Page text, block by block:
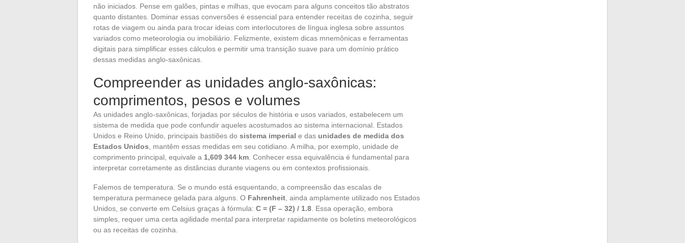
não iniciados. Pense em galões, pintas e milhas, que evocam para alguns conceitos tão abstratos
quanto distantes. Dominar essas conversões é essencial para entender receitas de cozinha, seguir
rotas de viagem ou ainda para trocar ideias com interlocutores de língua inglesa sobre assuntos
variados como meteorologia ou imobiliário. Felizmente, existem dicas mnemônicas e ferramentas
digitais para simplificar esses cálculos e permitir uma transição suave para um domínio prático
dessas medidas anglo-saxônicas.
Compreender as unidades anglo-saxônicas:
comprimentos, pesos e volumes
As unidades anglo-saxônicas, forjadas por séculos de história e usos variados, estabelecem um
sistema de medida que pode confundir aqueles acostumados ao sistema internacional. Estados
Unidos e Reino Unido, principais bastiões do sistema imperial e das unidades de medida dos
Estados Unidos , mantêm essas medidas em seu cotidiano. A milha, por exemplo, unidade de
comprimento principal, equivale a 1,609 344 km . Conhecer essa equivalência é fundamental para
interpretar corretamente as distâncias durante viagens ou em contextos profissionais.
Falemos de temperatura. Se o mundo está esquentando, a compreensão das escalas de
temperatura permanece gelada para alguns. O Fahrenheit , ainda amplamente utilizado nos Estados
Unidos, se converte em Celsius graças à fórmula: C = (F – 32) / 1.8 . Essa operação, embora
simples, requer uma certa agilidade mental para interpretar rapidamente os boletins meteorológicos
ou as receitas de cozinha.